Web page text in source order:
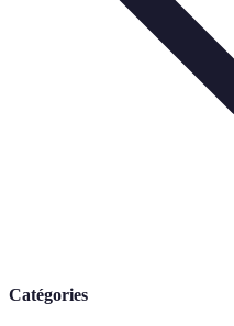
Catégories